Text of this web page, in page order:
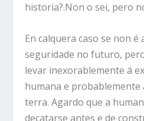
historia?.Non o sei, pero
En calquera caso se non é
seguridade no futuro,
levar inexorablemente á
humana e
terra. Agardo que a
decatarse antes e de